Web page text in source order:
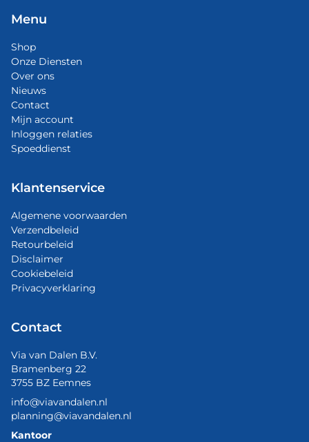
Menu
Shop
Onze Diensten
Over ons
Nieuws
Contact
Mijn account
Inloggen relaties
Spoeddienst
Klantenservice
Algemene voorwaarden
Verzendbeleid
Retourbeleid
Disclaimer
Cookiebeleid
Privacyverklaring
Contact
Via van Dalen B.V.
Bramenberg 22
3755 BZ Eemnes
info@viavandalen.nl
planning@viavandalen.nl
Kantoor